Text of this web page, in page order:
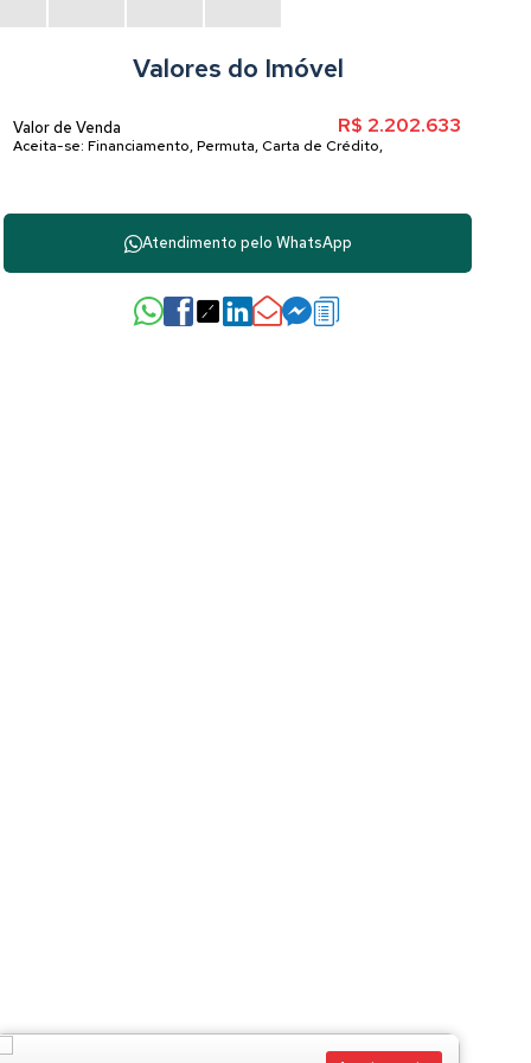
Valores do Imóvel
R$ 2.202.633
Valor de Venda
Aceita-se: Financiamento, Permuta, Carta de Crédito,
Atendimento pelo WhatsApp